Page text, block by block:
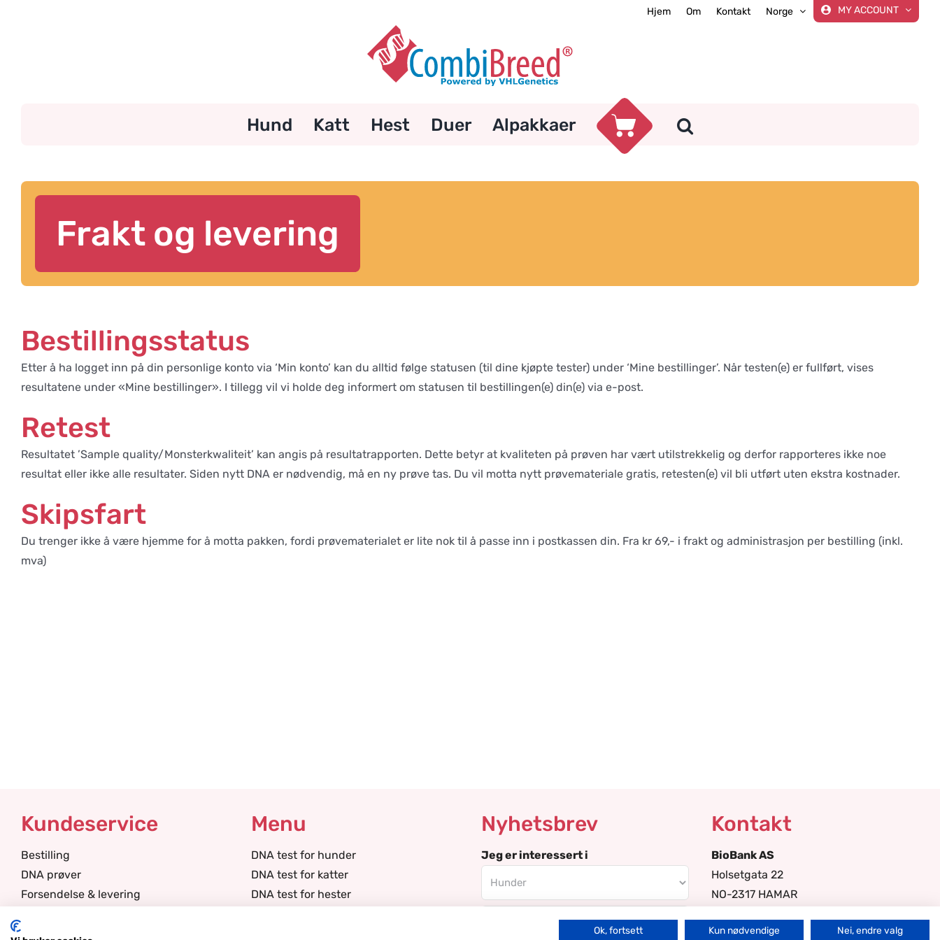
Hjem Om Kontakt Norge MY ACCOUNT
Hund Katt Hest Duer Alpakkaer
Frakt og levering
Bestillingsstatus
Etter å ha logget inn på din personlige konto via ‘Min konto’ kan du alltid følge statusen (til dine kjøpte tester) under ‘Mine bestillinger’. Når testen(e) er fullført, vises
resultatene under «Mine bestillinger». I tillegg vil vi holde deg informert om statusen til bestillingen(e) din(e) via e-post.
Retest
Resultatet ’Sample quality/Monsterkwaliteit’ kan angis på resultatrapporten. Dette betyr at kvaliteten på prøven har vært utilstrekkelig og derfor rapporteres ikke noe
resultat eller ikke alle resultater. Siden nytt DNA er nødvendig, må en ny prøve tas. Du vil motta nytt prøvemateriale gratis, retesten(e) vil bli utført uten ekstra kostnader.
Skipsfart
Du trenger ikke å være hjemme for å motta pakken, fordi prøvematerialet er lite nok til å passe inn i postkassen din. Fra kr 69,- i frakt og administrasjon per bestilling (inkl.
mva)
Kundeservice
Bestilling
DNA prøver
Forsendelse & levering
Menu
DNA test for hunder
DNA test for katter
DNA test for hester
Nyhetsbrev
Jeg er interessert i
Kontakt
BioBank AS
Holsetgata 22
NO-2317 HAMAR
004762509920
Ok, fortsett Kun nødvendige Nei, endre valg